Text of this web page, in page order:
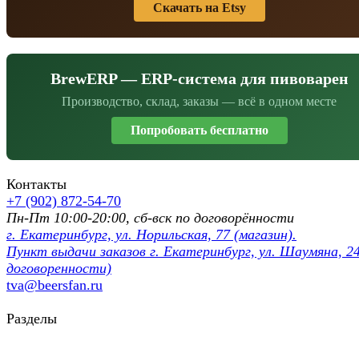
Скачать на Etsy
BrewERP — ERP-система для пивоварен
Производство, склад, заказы — всё в одном месте
Попробовать бесплатно
Контакты
+7 (902) 872-54-70
Пн-Пт 10:00-20:00, сб-вск по договорённости
г. Екатеринбург, ул. Норильская, 77 (магазин).
Пункт выдачи заказов г. Екатеринбург, ул. Шаумяна,
договоренности)
tva@beersfan.ru
Разделы